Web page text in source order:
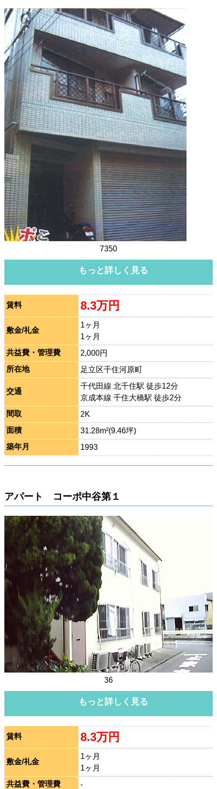
7350
もっと詳しく見る
賃料 8.3万円
敷金/礼金
1ヶ月
1ヶ月
共益費・管理費
2,000円
所在地
足立区千住河原町
交通
千代田線 北千住駅 徒歩12分
京成本線 千住大橋駅 徒歩2分
間取
2K
面積
31.28m²(9.46坪)
築年月
1993
アパート コーポ中谷第１
36
もっと詳しく見る
賃料 8.3万円
敷金/礼金
1ヶ月
1ヶ月
共益費・管理費
-